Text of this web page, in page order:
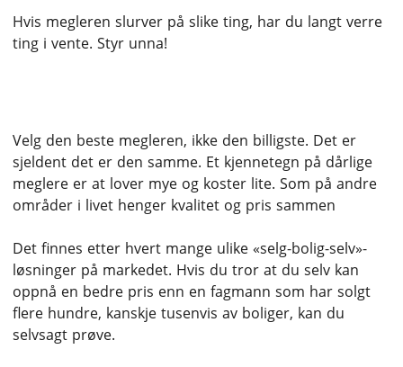
Hvis megleren slurver på slike ting, har du langt verre
ting i vente. Styr unna!
Velg den beste megleren, ikke den billigste. Det er
sjeldent det er den samme. Et kjennetegn på dårlige
meglere er at lover mye og koster lite. Som på andre
områder i livet henger kvalitet og pris sammen
Det finnes etter hvert mange ulike «selg-bolig-selv»-
løsninger på markedet. Hvis du tror at du selv kan
oppnå en bedre pris enn en fagmann som har solgt
flere hundre, kanskje tusenvis av boliger, kan du
selvsagt prøve.